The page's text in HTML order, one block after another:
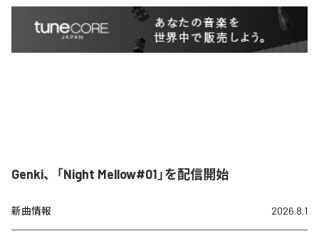
Genki、「Night Mellow#01」を配信開始
新曲情報 2026.8.1